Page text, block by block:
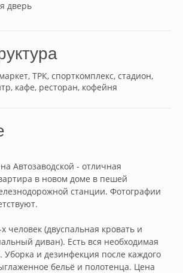
дверь
ТРК, спорткомплекс, стадион,
кафе, ресторан, кофейня
в новом доме в пешей
станции. Фотографии
человек (двуспальная кровать и
диван). Есть вся необходимая
Уборка и дезинфекция после каждого
бельё и полотенца. Цена